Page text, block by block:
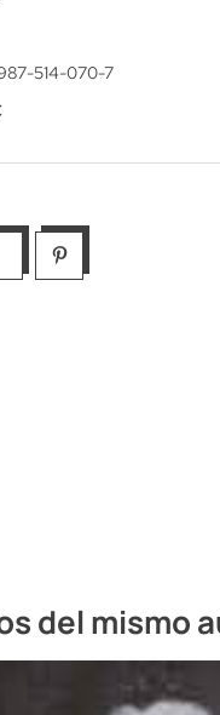
514-070-7
del mismo